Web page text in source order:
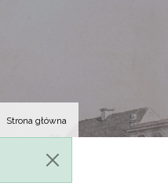
Strona główna